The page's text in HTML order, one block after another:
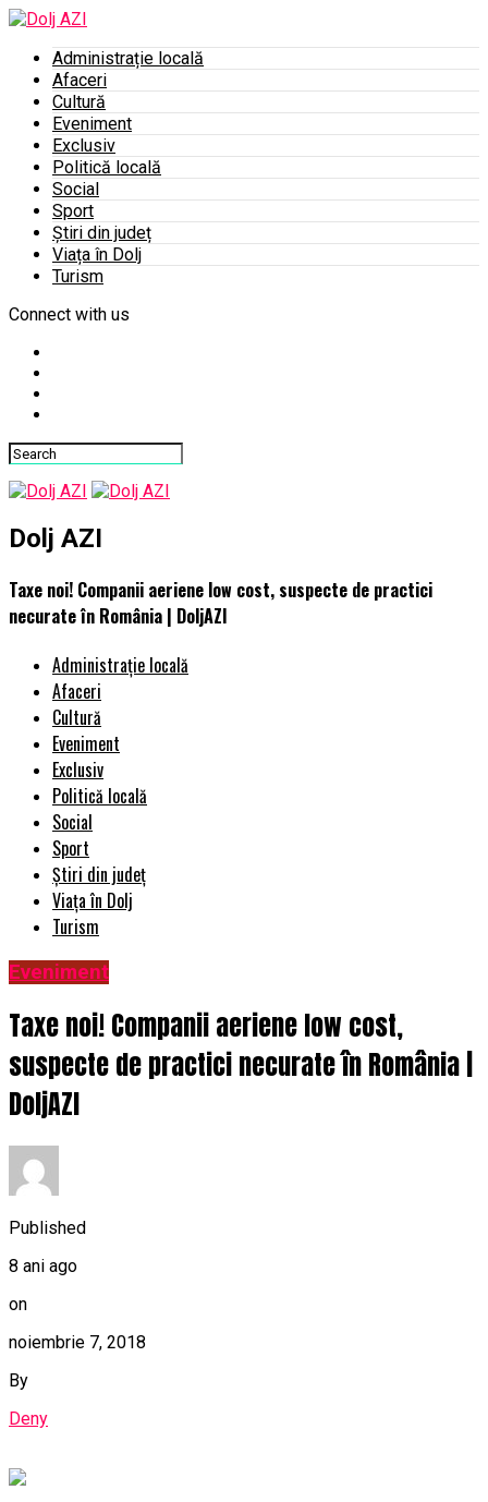
Administrație locală
Afaceri
Cultură
Eveniment
Exclusiv
Politică locală
Social
Sport
Știri din județ
Viața în Dolj
Turism
Connect with us
Dolj AZI
Taxe noi! Companii aeriene low cost, suspecte de practici
necurate în România | DoljAZI
Administrație locală
Afaceri
Cultură
Eveniment
Exclusiv
Politică locală
Social
Sport
Știri din județ
Viața în Dolj
Turism
Eveniment
Taxe noi! Companii aeriene low cost,
suspecte de practici necurate în România |
DoljAZI
Published
8 ani ago
on
noiembrie 7, 2018
By
Deny